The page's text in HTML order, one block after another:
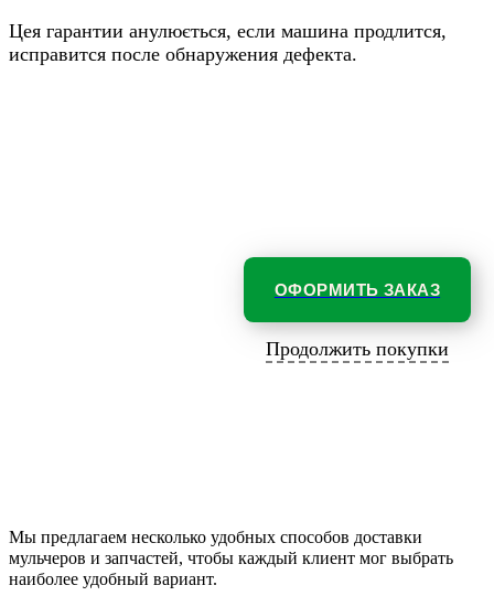
Цея гарантии анулюється, если машина продлится,
исправится после обнаружения дефекта.
ОФОРМИТЬ ЗАКАЗ
Продолжить покупки
Мы предлагаем несколько удобных способов доставки
мульчеров и запчастей, чтобы каждый клиент мог выбрать
наиболее удобный вариант.